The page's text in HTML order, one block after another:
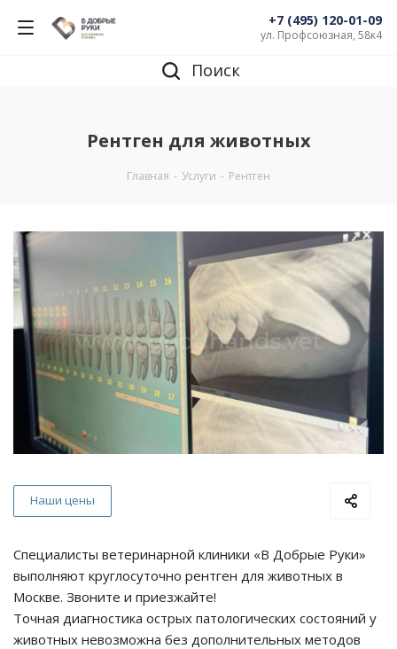
+7 (495) 120-01-09
ул. Профсоюзная, 58к4
Поиск
Рентген для животных
Главная - Услуги - Рентген
Наши цены
Специалисты ветеринарной клиники «В Добрые Руки»
выполняют круглосуточно рентген для животных в
Москве. Звоните и приезжайте!
Точная диагностика острых патологических состояний у
животных невозможна без дополнительных методов